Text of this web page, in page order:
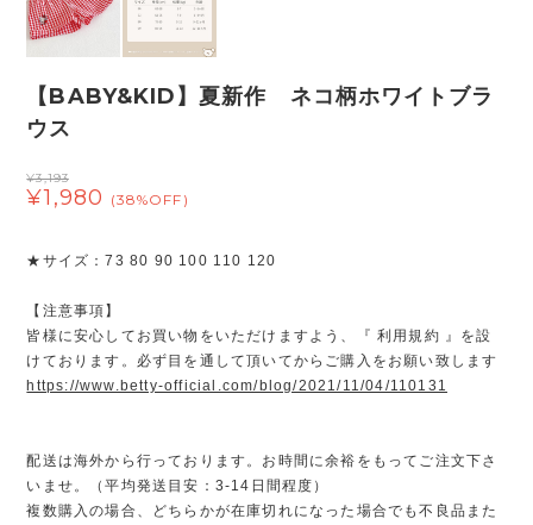
【BABY&KID】夏新作 ネコ柄ホワイトブラ
ウス
¥3,193
¥1,980 (38%OFF)
★サイズ：73 80 90 100 110 120
【注意事項】
皆様に安心してお買い物をいただけますよう、『 利用規約 』を設
けております。必ず目を通して頂いてからご購入をお願い致します
https://www.betty-official.com/blog/2021/11/04/110131
配送は海外から行っております。お時間に余裕をもってご注文下さ
いませ。（平均発送目安：3-14日間程度）
複数購入の場合、どちらかが在庫切れになった場合でも不良品また